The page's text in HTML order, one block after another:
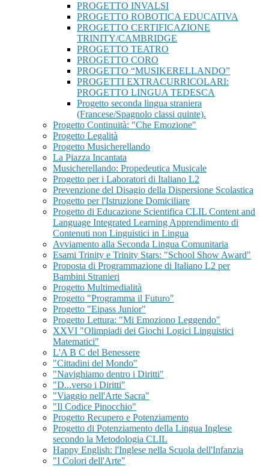
PROGETTO INVALSI
PROGETTO ROBOTICA EDUCATIVA
PROGETTO CERTIFICAZIONE
TRINITY/CAMBRIDGE
PROGETTO TEATRO
PROGETTO CORO
PROGETTO “MUSIKERELLANDO”
PROGETTI EXTRACURRICOLARI:
PROGETTO LINGUA TEDESCA
Progetto seconda lingua straniera
(Francese/Spagnolo classi quinte).
Progetto Continuità: "Che Emozione"
Progetto Legalità
Progetto Musicherellando
La Piazza Incantata
Musicherellando: Propedeutica Musicale
Progetto per i Laboratori di Italiano L2
Prevenzione del Disagio della Dispersione Scolastica
Progetto per l'Istruzione Domiciliare
Progetto di Educazione Scientifica CLIL Content and
Language Integrated Learning Apprendimento di
Contenuti non Linguistici in Lingua
Avviamento alla Seconda Lingua Comunitaria
Esami Trinity e Trinity Stars: "School Show Award"
Proposta di Programmazione di Italiano L2 per
Bambini Stranieri
Progetto Multimedialità
Progetto "Programma il Futuro"
Progetto "Eipass Junior"
Progetto Lettura: "Mi Emoziono Leggendo"
XXVI "Olimpiadi dei Giochi Logici Linguistici
Matematici"
L'A B C del Benessere
"Cittadini del Mondo"
"Navighiamo dentro i Diritti"
"D...verso i Diritti"
"Viaggio nell'Arte Sacra"
"Il Codice Pinocchio"
Progetto Recupero e Potenziamento
Progetto di Potenziamento della Lingua Inglese
secondo la Metodologia CLIL
Happy English: l'Inglese nella Scuola dell'Infanzia
"I Colori dell'Arte"